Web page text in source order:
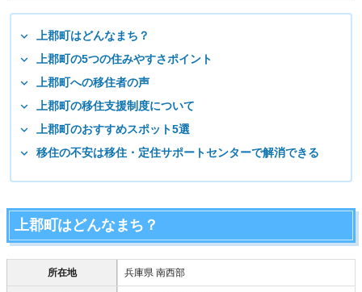
上郡町はどんなまち？
上郡町の5つの住みやすさポイント
上郡町への移住者の声
上郡町の移住支援制度について
上郡町のおすすめスポット5選
移住の不安は移住・定住サポートセンターで解消できる
上郡町はどんなまち？
所在地 兵庫県 南西部